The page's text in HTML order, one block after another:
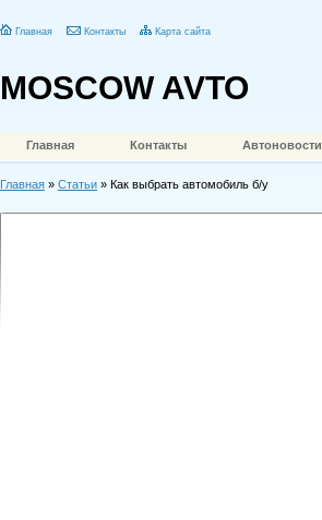
Главная Контакты Карта сайта
MOSCOW AVTO
Главная Контакты Автоновости
Главная » Статьи » Как выбрать автомобиль б/у